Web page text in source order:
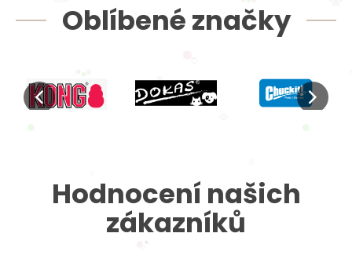
Oblíbené značky
Hodnocení našich
zákazníků